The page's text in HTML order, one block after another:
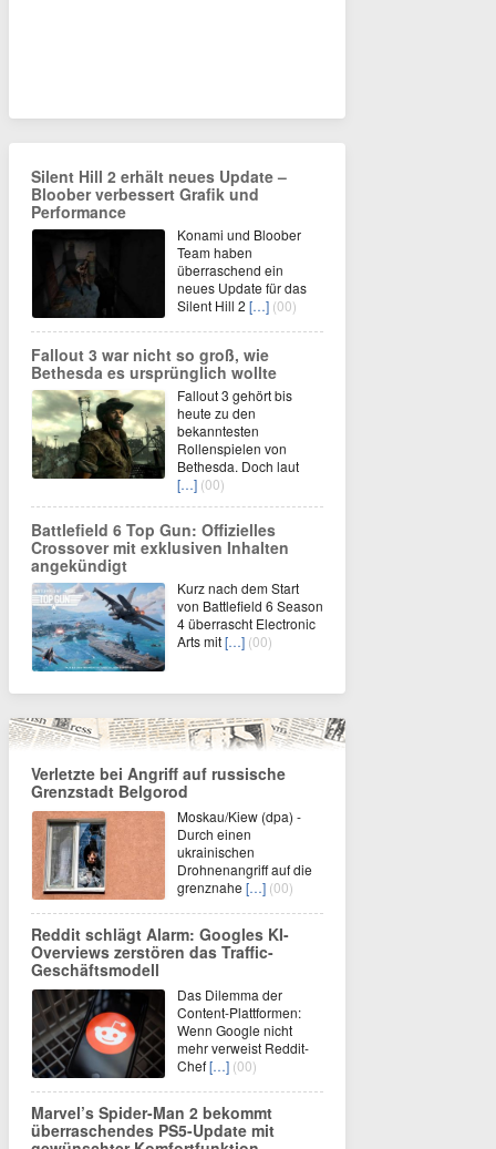
Silent Hill 2 erhält neues Update –
Bloober verbessert Grafik und
Performance
Konami und Bloober
Team haben
überraschend ein
neues Update für das
Silent Hill 2 […] (00)
Fallout 3 war nicht so groß, wie
Bethesda es ursprünglich wollte
Fallout 3 gehört bis
heute zu den
bekanntesten
Rollenspielen von
Bethesda. Doch laut
[…] (00)
Battlefield 6 Top Gun: Offizielles
Crossover mit exklusiven Inhalten
angekündigt
Kurz nach dem Start
von Battlefield 6 Season
4 überrascht Electronic
Arts mit[…] (00)
Verletzte bei Angriff auf russische
Grenzstadt Belgorod
Moskau/Kiew (dpa) -
Durch einen
ukrainischen
Drohnenangriff auf die
grenznahe […] (00)
Reddit schlägt Alarm: Googles KI-
Overviews zerstören das Traffic-
Geschäftsmodell
Das Dilemma der
Content-Plattformen:
Wenn Google nicht
mehr verweist Reddit-
Chef[…] (00)
Marvel’s Spider-Man 2 bekommt
überraschendes PS5-Update mit